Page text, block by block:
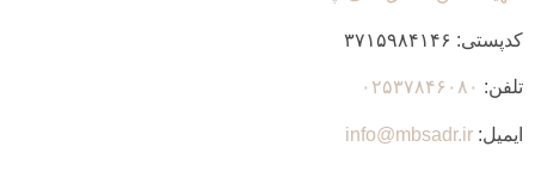
کدپستی:
تلفن: ۰۲۵۳۷۸۴۶۰۸۰
ایمیل: info@mbsadr.ir